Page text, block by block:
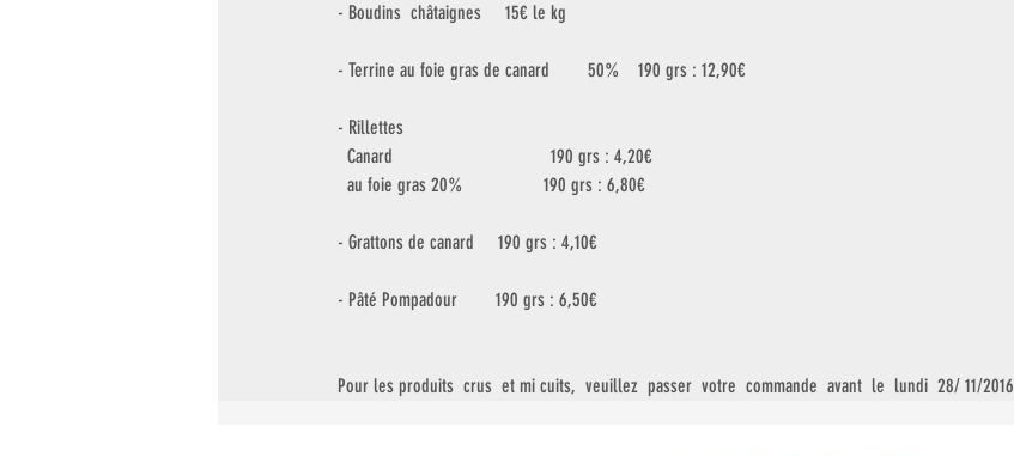
- Boudins  châtaignes     15€ le kg
- Terrine au foie gras de canard        50%    190 grs : 12,90€
- Rillettes
  Canard                                 190 grs : 4,20€
  au foie gras 20%                 190 grs : 6,80€
- Grattons de canard     190 grs : 4,10€
- Pâté Pompadour        190 grs : 6,50€
Pour les produits  crus  et mi cuits,  veuillez  passer  votre  commande  avant  le  lundi  28/ 11/2016